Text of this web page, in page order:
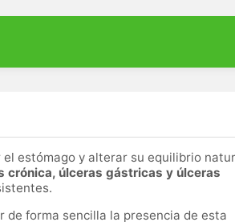
pacientes.
proporcionar información relevante
tratamiento de enfermedades.
estómago y alterar su equilibrio
crónica, úlceras gástricas y úlceras
de forma sencilla la presencia de esta